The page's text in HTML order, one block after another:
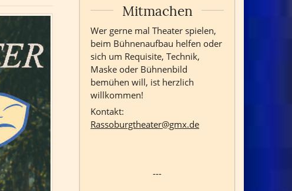
Mitmachen
Wer gerne mal Theater spielen,
beim Bühnenaufbau helfen oder
sich um Requisite, Technik,
Maske oder Bühnenbild
bemühen will, ist herzlich
willkommen!
Kontakt:
Rassoburgtheater@gmx.de
---